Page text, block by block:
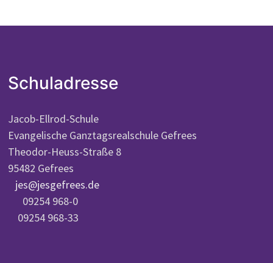
Schuladresse
Jacob-Ellrod-Schule
Evangelische Ganztagsrealschule Gefrees
Theodor-Heuss-Straße 8
95482 Gefrees
jes@jesgefrees.de
09254 968-0
09254 968-33